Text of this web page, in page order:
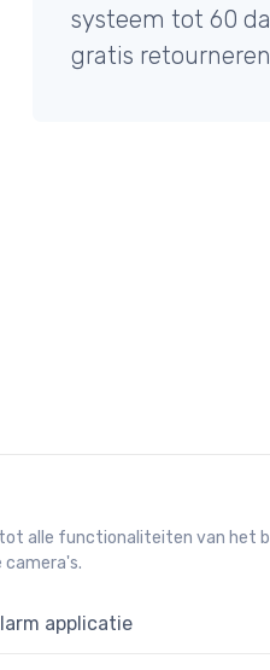
systeem tot 60
gratis
alle functionaliteiten van het
applicatie